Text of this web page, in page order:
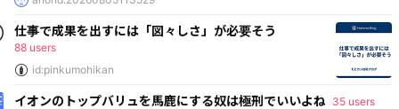
仕事で成果を出すには「図々しさ」が必要そう
88 users
id:pinkumohikan
イオンのトップバリュを馬鹿にする奴は極刑でいいよね 35 users